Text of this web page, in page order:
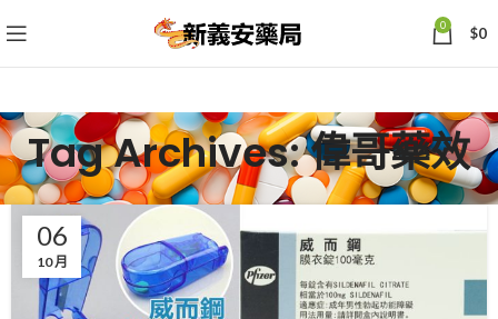
0 $0
Tag Archives: 偉哥藥效
06
10 月